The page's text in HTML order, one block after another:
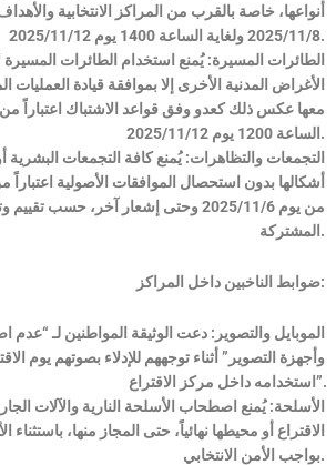
أنواعها، خاصة بالقرب من المراكز الانتخابية
2025/11/8 ولغاية الساعة 1400 يوم 2025/11/12.
الطائرات المسيرة: يُمنع استخدام الطائرات
الأغراض المدنية الأخرى إلا بموافقة قيادة العمليات
الساعة 1200 يوم 2025/11/12.
التجمعات والتظاهرات: يُمنع كافة التجمعات البشرية
من يوم 2025/11/6 وحتى إشعار آخر، حسب
المشتركة.
ضوابط الناخبين داخل المراكز:
الموبايل والتصوير: دعت الوثيقة المواطنين لـ “عدم
وأجهزة التصوير” أثناء توجههم للإدلاء بصوتهم يوم
استخدامه داخل مركز الاقتراع”.
الأسلحة: يُمنع اصطحاب الأسلحة النارية والآلات
الاقتراع أو محيطها نهائياً، حتى المجاز منها، باستثناء
بواجب الأمن الانتخابي.